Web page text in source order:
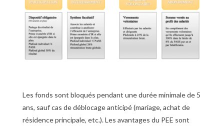
Les fonds sont bloqués pendant une durée minimale de 5
ans, sauf cas de déblocage anticipé (mariage, achat de
résidence principale, etc.). Les avantages du PEE sont